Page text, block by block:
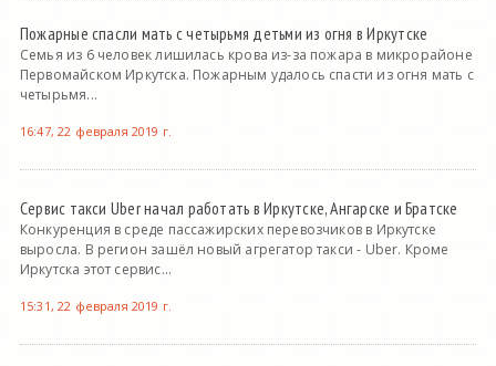
Пожарные спасли мать с четырьмя детьми из огня в Иркутске
Семья из 6 человек лишилась крова из-за пожара в микрорайоне
Первомайском Иркутска. Пожарным удалось спасти из огня мать с
четырьмя...
16:47, 22 февраля 2019 г.
Сервис такси Uber начал работать в Иркутске, Ангарске и Братске
Конкуренция в среде пассажирских перевозчиков в Иркутске
выросла. В регион зашёл новый агрегатор такси - Uber. Кроме
Иркутска этот сервис...
15:31, 22 февраля 2019 г.